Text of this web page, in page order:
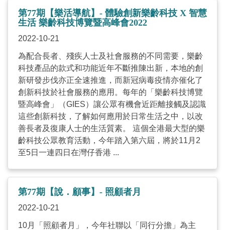
第77期【樂活導航】- 體驗創新樂齡科技 X 智慧
生活 樂齡科技博覽暨高峰會2022
2022-10-21
為配合長者、殘疾人士及社會服務的不同需要，樂齡
科技產品的款式和功能近年不斷推陳出新，本地的創
新研發步伐亦正全速推進，而新冠病毒疫情亦催化了
創新科技於社會服務的應用。每年的「樂齡科技博覽
暨高峰會」（GIES）讓公眾有機會近距離接觸及認識
這些創新科技，了解如何應用於日常生活之中，以改
善長者及復康人士的生活質素。 這個全港最大型的樂
齡科技公眾教育活動，今年踏入第六屆，將於11月2
至5日一連四日在灣仔香港 ...
第77期【說．顧事】- 照顧者月
2022-10-21
10月「照顧者月」，今年社聯以「同行分擔」為主